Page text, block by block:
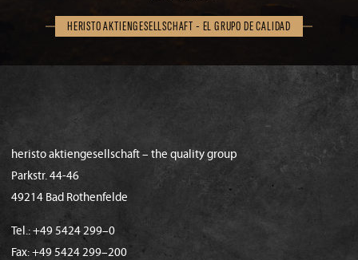
HERISTO AKTIENGESELLSCHAFT - EL GRUPO DE CALIDAD
heristo aktiengesellschaft – the quality group
Parkstr. 44-46
49214 Bad Rothenfelde
Tel.: +49 5424 299–0
Fax: +49 5424 299–200